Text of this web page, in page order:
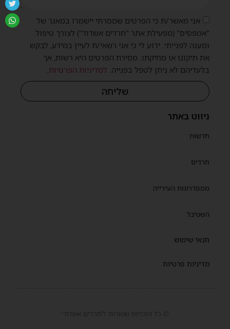
ניווט באתר
חדשות
חרדים
ממסדרונות העירייה
השטיבל
תנאי שימוש
מדיניות פרטיות
אני מאשר/ת כי הפרטים שמסרתי יישמרו במאגר של
"אמפסיס" (מפעילת אתר "חרדים אשדוד") לצורך טיפול
ומענה לפנייתי. ידוע לי כי אני רשאי/ת לעיין במידע, לבקש
את תיקונו או מחיקתו. מסירת הפרטים היא רשות, אך
בלעדיהם לא ניתן לטפל בפנייה. למדיניות הפרטיות
שליחה
© כל הזכויות שמורות ל'חרדים אשדוד'